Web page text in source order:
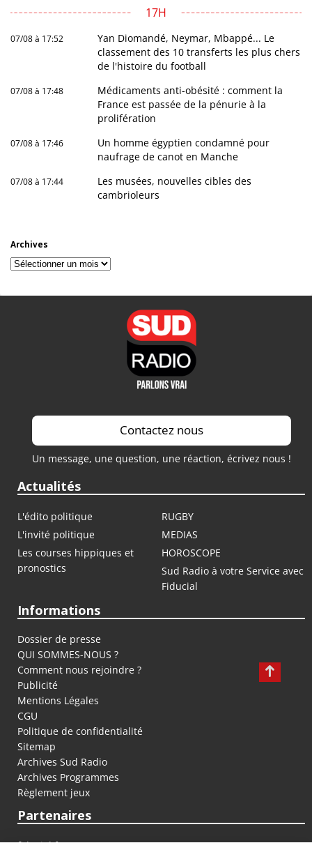
17H
07/08 à 17:52
Yan Diomandé, Neymar, Mbappé... Le
classement des 10 transferts les plus chers
de l'histoire du football
07/08 à 17:48
Médicaments anti-obésité : comment la
France est passée de la pénurie à la
prolifération
07/08 à 17:46
Un homme égyptien condamné pour
naufrage de canot en Manche
07/08 à 17:44
Les musées, nouvelles cibles des
cambrioleurs
Archives
Archives
Contactez nous
Un message, une question, une réaction, écrivez nous !
Actualités
L'édito politique
RUGBY
L'invité politique
MEDIAS
Les courses hippiques et
pronostics
HOROSCOPE
Sud Radio à votre Service avec
Fiducial
Informations
Dossier de presse
QUI SOMMES-NOUS ?
Comment nous rejoindre ?
Publicité
Mentions Légales
CGU
Politique de confidentialité
Sitemap
Archives Sud Radio
Archives Programmes
Règlement jeux
Partenaires